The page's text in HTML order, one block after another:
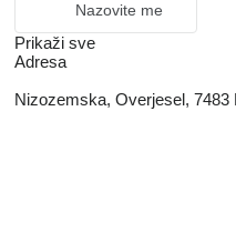
Nazovite me
Prikaži sve
Adresa
Nizozemska, Overjesel, 7483